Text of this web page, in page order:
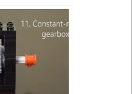
い世界」スタグル特
かったJリーグ…なら
位は？